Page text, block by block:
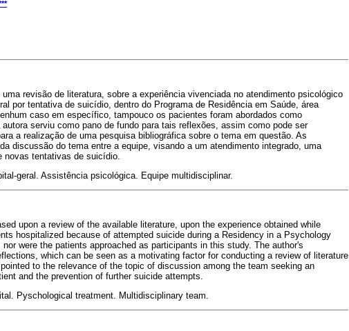
revisão de literatura, sobre a experiência vivenciada no atendimento psicológico
por tentativa de suicídio, dentro do Programa de Residência em Saúde, área
caso em específico, tampouco os pacientes foram abordados como
serviu como pano de fundo para tais reflexões, assim como pode ser
a realização de uma pesquisa bibliográfica sobre o tema em questão. As
discussão do tema entre a equipe, visando a um atendimento integrado, uma
novas tentativas de suicídio.
geral. Assistência psicológica. Equipe multidisciplinar.
upon a review of the available literature, upon the experience obtained while
hospitalized because of attempted suicide during a Residency in a Psychology
were the patients approached as participants in this study. The author's
which can be seen as a motivating factor for conducting a review of literature
to the relevance of the topic of discussion among the team seeking an
and the prevention of further suicide attempts.
Pyschological treatment. Multidisciplinary team.